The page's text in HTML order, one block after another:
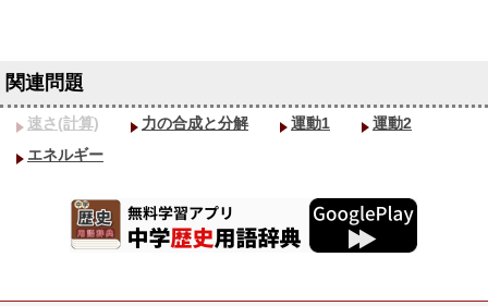
速さ(計算) 力の合成と分解 運動1
運動2
エネルギー